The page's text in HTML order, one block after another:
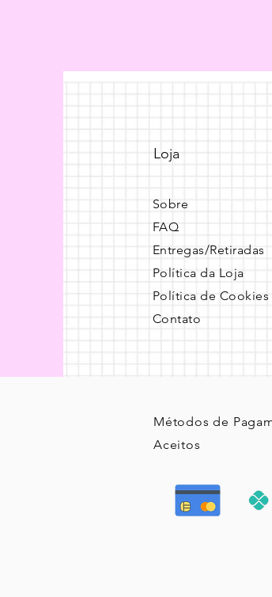
Loja
Sobre
FAQ
Entregas/Retiradas
Política da Loja
Política de Cookies
Contato
Métodos de
Aceitos